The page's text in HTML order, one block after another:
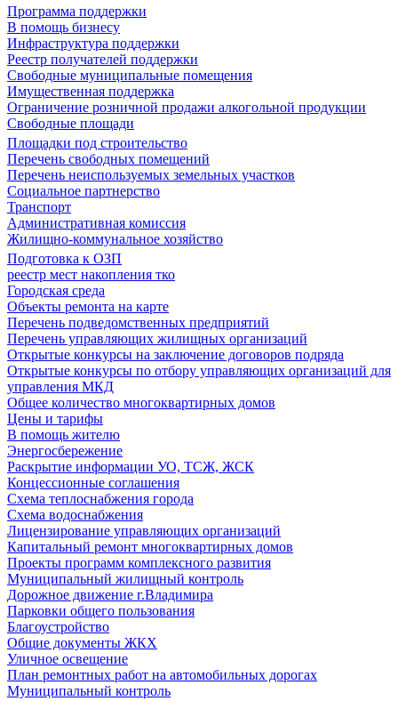
Программа поддержки
В помощь бизнесу
Инфраструктура поддержки
Реестр получателей поддержки
Свободные муниципальные помещения
Имущественная поддержка
Ограничение розничной продажи алкогольной продукции
Свободные площади
Площадки под строительство
Перечень свободных помещений
Перечень неиспользуемых земельных участков
Социальное партнерство
Транспорт
Административная комиссия
Жилищно-коммунальное хозяйство
Подготовка к ОЗП
реестр мест накопления тко
Городская среда
Объекты ремонта на карте
Перечень подведомственных предприятий
Перечень управляющих жилищных организаций
Открытые конкурсы на заключение договоров подряда
Открытые конкурсы по отбору управляющих организаций для
управления МКД
Общее количество многоквартирных домов
Цены и тарифы
В помощь жителю
Энергосбережение
Раскрытие информации УО, ТСЖ, ЖСК
Концессионные соглашения
Схема теплоснабжения города
Схема водоснабжения
Лицензирование управляющих организаций
Капитальный ремонт многоквартирных домов
Проекты программ комплексного развития
Муниципальный жилищный контроль
Дорожное движение г.Владимира
Парковки общего пользования
Благоустройство
Общие документы ЖКХ
Уличное освещение
План ремонтных работ на автомобильных дорогах
Муниципальный контроль